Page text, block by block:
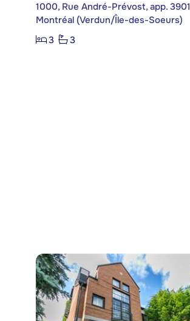
1000, Rue André-Prévost, app. 3901
Montréal (Verdun/Île-des-Soeurs)
3
3